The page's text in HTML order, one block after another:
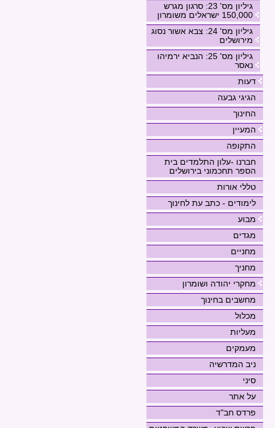
גיליון מס' 23: סרגון מגרש
150,000 ישראלים משומרון
גיליון מס' 24: צבא אשור נסוג
מירושלים
גיליון מס' 25: הנביא ירמיהו
נאסר
דעות
הגיגי גבעה
החינוך
המעיין
התקופה
חברנו -עלון התלמדים בית
הספר תחכמוני בירושלים
טללי אורות
לימודים - כתב עת לחינוך
מבוע
מגדים
מחניים
מחניך
מחקרי יהודה ושומרון
מחשבים בחינוך
מכלול
מעליות
מעמקים
ניב המדרשיה
סיני
על אתר
פרדס חב"ד